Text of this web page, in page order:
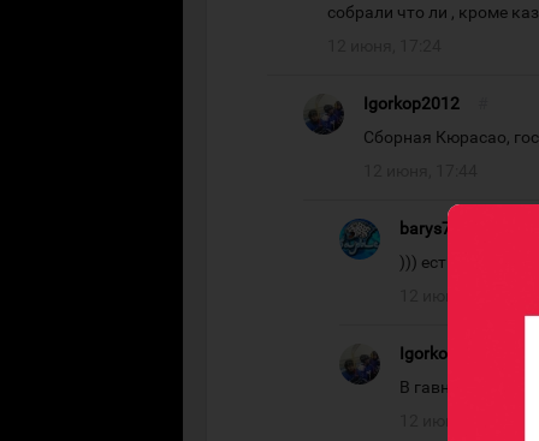
собрали что ли , кроме
Igorkop2012
Сборная Кюрасао,
barys7777
))) есть такое .
Igorkop2012
В гавнотоп